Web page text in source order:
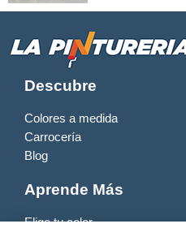
Descubre
Colores a medida
Carrocería
Blog
Aprende Más
Elige tu color